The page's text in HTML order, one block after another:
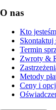
O nas
Kto
Skontaktuj
Termin
Zwroty &
Metody
Ceny i